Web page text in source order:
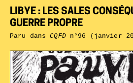
LIBYE : LES SALES
GUERRE PROPRE
Paru dansCQFDn°96 (janvier